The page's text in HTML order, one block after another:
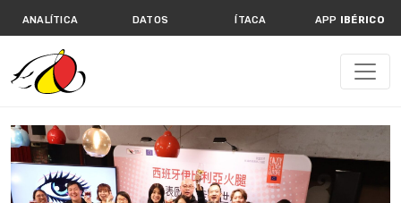
ANALÍTICA DATOS ÍTACA APP IBÉRICO